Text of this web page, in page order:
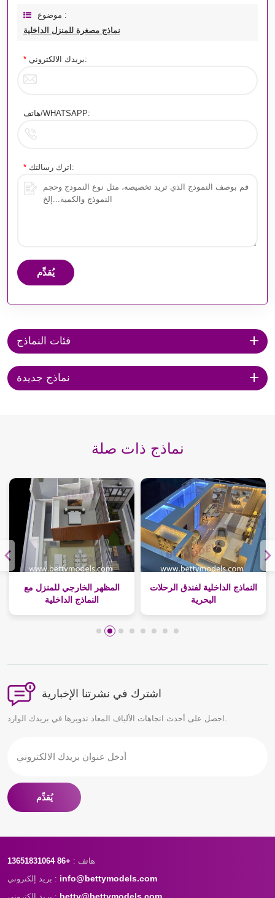
موضوع :
نماذج مصغرة للمنزل الداخلية
* بريدك الالكتروني:
هاتف/WHATSAPP:
* اترك رسالتك:
يُقدِّم
فئات النماذج
نماذج جديدة
نماذج ذات صلة
المظهر الخارجي للمنزل مع
النماذج الداخلية
النماذج الداخلية لفندق الرحلات
البحرية
اشترك في نشرتنا الإخبارية
يُقدِّم
هاتف : +86 13651831064
بريد إلكتروني : info@bettymodels.com